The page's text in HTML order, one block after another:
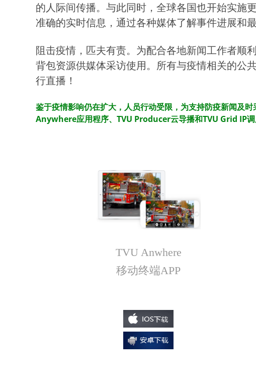
的人际间传播。与此同时，全球各国也开始实施
准确的实时信息，通过各种媒体了解事件进展和
阻击疫情，匹夫有责。为配合各地新闻工作者顺
背包资源供媒体采访使用。所有与疫情相关的公
行直播！
鉴于疫情影响仍在扩大，人员行动受限，为支持防疫新闻及
Anywhere应用程序、TVU Producer云导播和TVU Grid IP调
TVU Anwhere
移动终端APP